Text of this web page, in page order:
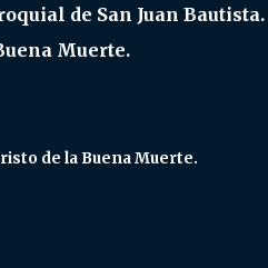
de San Juan Bautista.
Muerte.
de la Buena Muerte.